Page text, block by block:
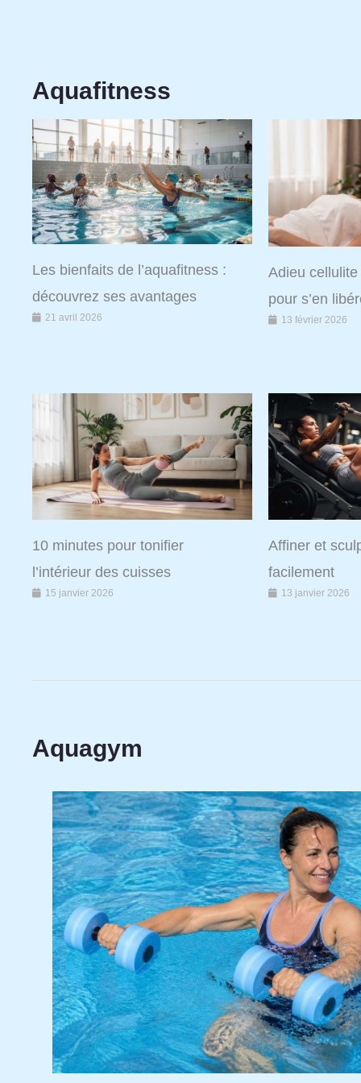
Aquafitness
Les bienfaits de l’aquafitness :
découvrez ses avantages
21 avril 2026
Adieu
pour s’en
13 février 2026
10 minutes pour tonifier
l’intérieur des cuisses
15 janvier 2026
Affiner et
facilement
13 janvier 2026
Aquagym